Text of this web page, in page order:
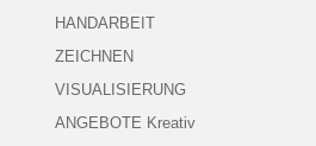
HANDARBEIT
ZEICHNEN
VISUALISIERUNG
ANGEBOTE Kreativ